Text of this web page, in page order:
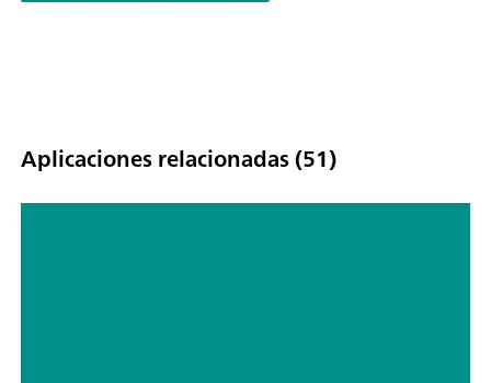
recargable incorporada. El aparato se entrega en un maletín
Aplicaciones relacionadas (51)